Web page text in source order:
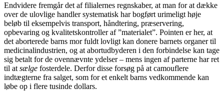
Endvidere fremgår det af filialernes regnskaber, at man for at dække
over de ulovlige handler systematisk har bogført urimeligt høje
beløb til eksempelvis transport, håndtering, præservering,
opbevaring og kvalitetskontroller af ”materialet”. Pointen er her, at
det aborterede barns mor fuldt lovligt kan donere barnets organer til
medicinalindustrien, og at abortudbyderen i den forbindelse kan tage
sig betalt for de ovennævnte ydelser – mens ingen af parterne har ret
til at sælge fosterdele. Derfor disse forsøg på at camouflere
indtægterne fra salget, som for et enkelt barns vedkommende kan
løbe op i flere tusinde dollars.